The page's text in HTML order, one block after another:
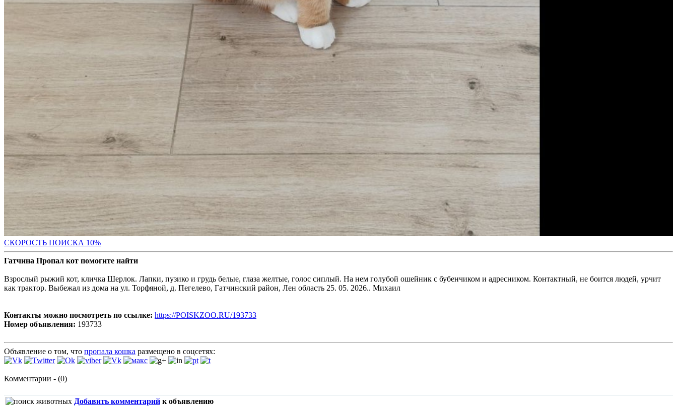
СКОРОСТЬ ПОИСКА 10%
Гатчина Пропал кот помогите найти
Взрослый рыжий кот, кличка Шерлок. Лапки, пузико и грудь белые, глаза желтые, голос сиплый. На нем голубой ошейник с бубенчиком и адресником. Контактный, не боится людей, урчит
как трактор. Выбежал из дома на ул. Торфяной, д. Пегелево, Гатчинский район, Лен область 25. 05. 2026.. Михаил
Контакты можно посмотреть по ссылке: https://POISKZOO.RU/193733
Номер объявления: 193733
Объявление о том, что пропала кошка размещено в соцсетях:
Комментарии - (0)
Добавить комментарий к объявлению